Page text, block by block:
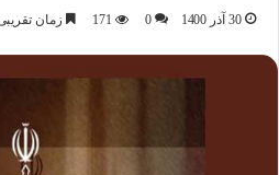
30 آذر 1400 0
171 زمان تقریبی